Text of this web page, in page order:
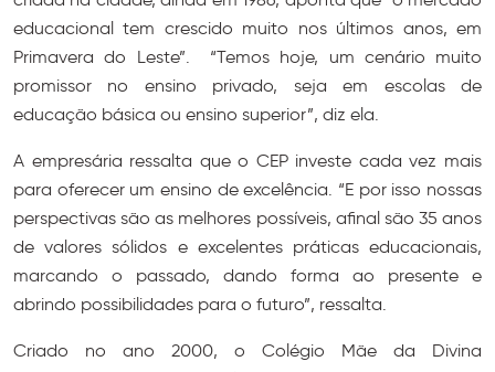
educacional tem crescido muito nos últimos anos, em
Primavera do Leste”. “Temos hoje, um cenário muito
promissor no ensino privado, seja em escolas de
educação básica ou ensino superior”, diz ela.
A empresária ressalta que o CEP investe cada vez mais
para oferecer um ensino de excelência. “E por isso nossas
perspectivas são as melhores possíveis, afinal são 35 anos
de valores sólidos e excelentes práticas educacionais,
marcando o passado, dando forma ao presente e
abrindo possibilidades para o futuro”, ressalta.
Criado no ano 2000, o Colégio Mãe da Divina